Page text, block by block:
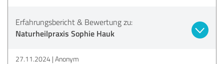
Erfahrungsbericht & Bewertung zu:
Naturheilpraxis Sophie Hauk
27.11.2024 Anonym